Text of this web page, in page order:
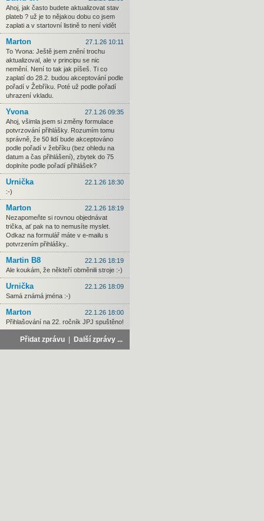
Ahoj, jak často budete aktualizovat stav
plateb ? už je to nějakou dobu co jsem
zaplati a v startovní listině to není vidět
Marton
27.1.26 10:11
To Yvona: Ještě jsem znění trochu
aktualizoval, ale v principu se nic
nemění. Není to tak jak píšeš. Ti co
zaplatí do 28.2. budou akceptování podle
pořadí v Žebříku. Poté už podle pořadí
uhrazení vkladu.
Yvona
27.1.26 09:35
Ahoj, všimla jsem si změny formulace
potvrzování přihlášky. Rozumím tomu
správně, že 50 lidí bude akceptováno
podle pořadí v žebříku (bez ohledu na
datum a čas přihlášení), zbytek do 75
doplníte podle pořadí přihlášek?
Urnička
22.1.26 18:30
:-)
Marton
22.1.26 18:19
Nezapomeňte si rovnou objednávat
trička, ať pak na to nemusíte myslet.
Odkaz na formulář máte v e-mailu s
potvrzením přihlášky..
Martin B8
22.1.26 18:19
Ale koukám, že někteří obměnili stroje :-)
Urnička
22.1.26 18:09
Samá známá jména :-)
Marton
22.1.26 18:00
Přihlašování na 22. ročník JPJ spuštěno!
Přidat zprávu Další zprávy ...